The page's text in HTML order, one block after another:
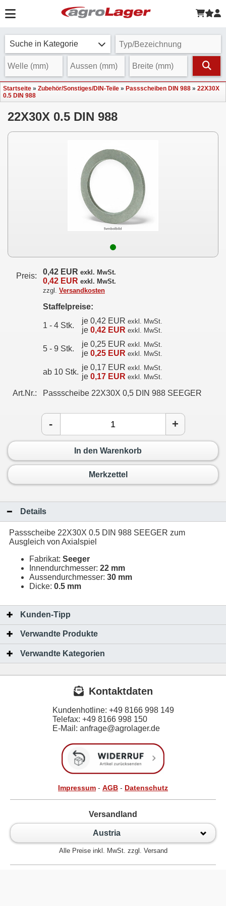
Suche in Kategorie
Startseite » Zubehör/Sonstiges/DIN-Teile » Passscheiben DIN 988 » 22X30X
0.5 DIN 988
22X30X 0.5 DIN 988
Preis: 0,42 EUR exkl. MwSt.
0,42 EUR exkl. MwSt.
zzgl. Versandkosten
Staffelpreise:
1 - 4 Stk.
je 0,42 EUR exkl. MwSt.
je 0,42 EUR exkl. MwSt.
5 - 9 Stk.
je 0,25 EUR exkl. MwSt.
je 0,25 EUR exkl. MwSt.
ab 10 Stk.
je 0,17 EUR exkl. MwSt.
je 0,17 EUR exkl. MwSt.
Art.Nr.: Passscheibe 22X30X 0,5 DIN 988 SEEGER
- +
In den Warenkorb
Merkzettel
Details
Passscheibe 22X30X 0.5 DIN 988 SEEGER zum
Ausgleich von Axialspiel
Fabrikat: Seeger
Innendurchmesser: 22 mm
Aussendurchmesser: 30 mm
Dicke: 0.5 mm
Kunden-Tipp
Verwandte Produkte
Verwandte Kategorien
Kontaktdaten
Kundenhotline: +49 8166 998 149
Telefax: +49 8166 998 150
E-Mail: anfrage@agrolager.de
Impressum - AGB - Datenschutz
Versandland
Austria
Alle Preise inkl. MwSt. zzgl. Versand